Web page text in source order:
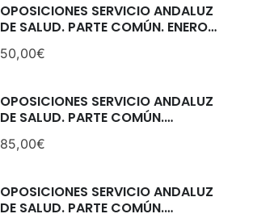
OPOSICIONES SERVICIO ANDALUZ
DE SALUD. PARTE COMÚN. ENERO
50,00€
OPOSICIONES SERVICIO ANDALUZ
DE SALUD. PARTE COMÚN.
SERVICIOS. SEPTIEMBRE 2025
85,00€
OPOSICIONES SERVICIO ANDALUZ
DE SALUD. PARTE COMÚN.